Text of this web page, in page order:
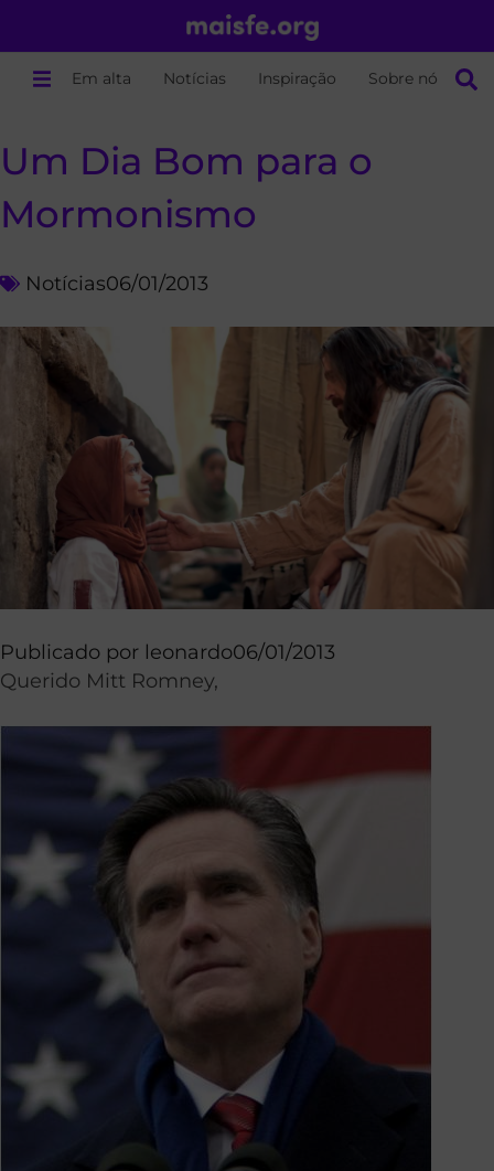
Em alta Notícias Inspiração Sobre nós
Um Dia Bom para o
Mormonismo
Notícias06/01/2013
Publicado por leonardo06/01/2013
Querido Mitt Romney,